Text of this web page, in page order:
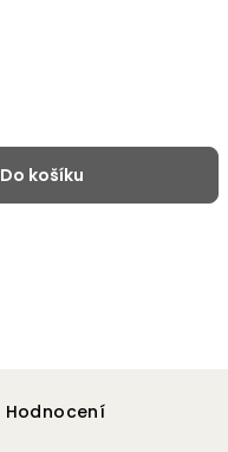
Do košíku
Hodnocení